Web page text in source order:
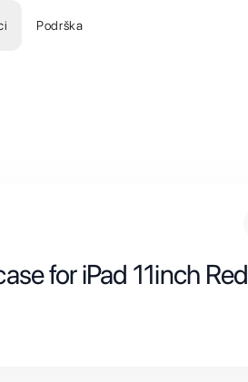
Podrška
for iPad 11inch Red